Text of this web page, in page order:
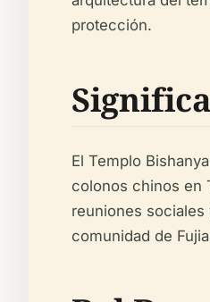
protección.
El Templo
colonos chinos en
reuniones
comunidad de